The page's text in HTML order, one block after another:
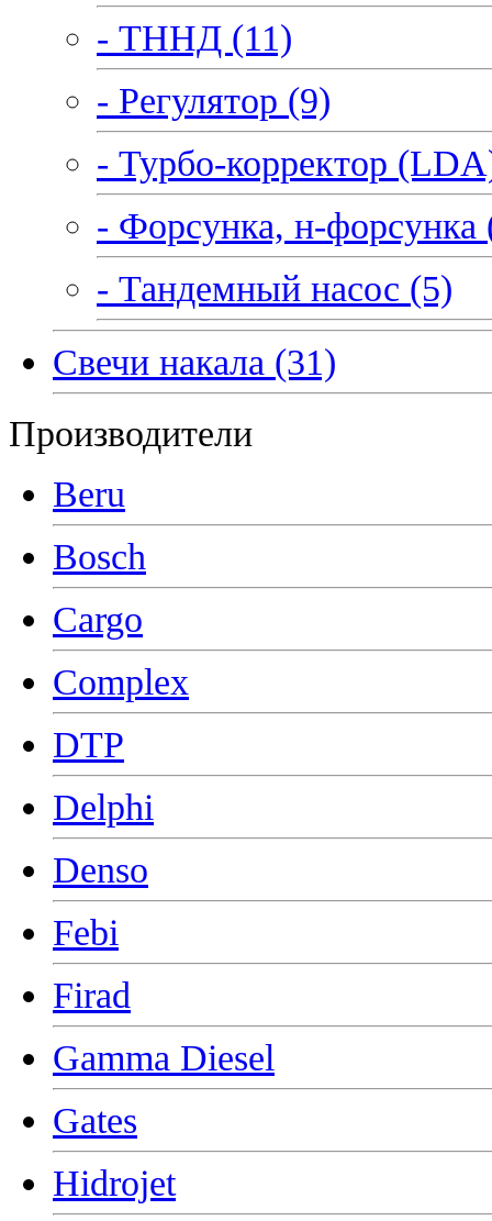
- ТННД (11)
- Регулятор (9)
- Турбо-корректор
- Форсунка, н-форсунка
- Тандемный насос (5)
Свечи накала (31)
Производители
Beru
Bosch
Cargo
Complex
DTP
Delphi
Denso
Febi
Firad
Gamma Diesel
Gates
Hidrojet